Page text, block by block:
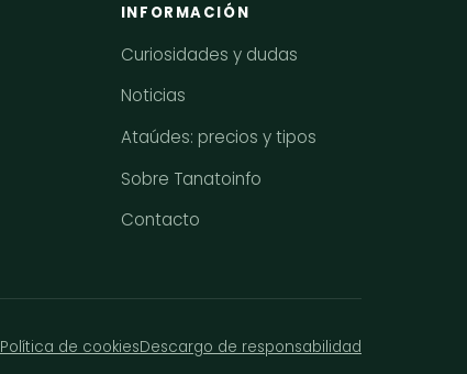
INFORMACIÓN
Curiosidades y dudas
Noticias
Ataúdes: precios y tipos
Sobre Tanatoinfo
Contacto
Política de cookiesDescargo de responsabilidad